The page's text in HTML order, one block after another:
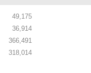
49,175
36,914
366,491
318,014